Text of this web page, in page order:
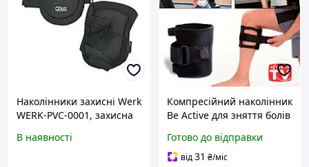
Наколінники захисні Werk
WERK-PVC-0001, захисна
наколінник для ніг, захист
В наявності
Компресійний наколінник
Be Active для зняття болів
унікальною подушечкою
Готово до відправки
від31 ₴/міс